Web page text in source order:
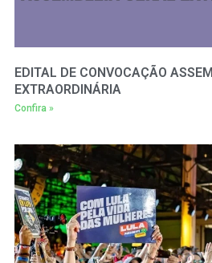
EDITAL DE CONVOCAÇÃO
EXTRAORDINÁRIA
Confira »